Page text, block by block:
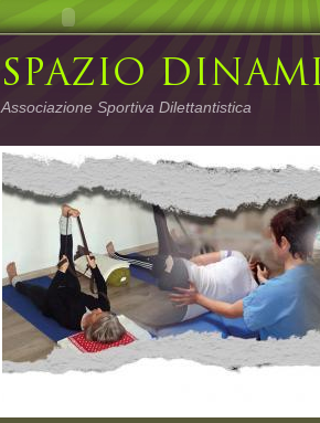
Associazione Sportiva Dilettantistica